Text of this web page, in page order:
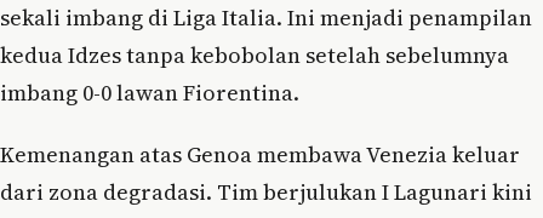
sekali imbang di Liga Italia. Ini menjadi penampilan
kedua Idzes tanpa kebobolan setelah sebelumnya
imbang 0-0 lawan Fiorentina.
Kemenangan atas Genoa membawa Venezia keluar
dari zona degradasi. Tim berjulukan I Lagunari kini